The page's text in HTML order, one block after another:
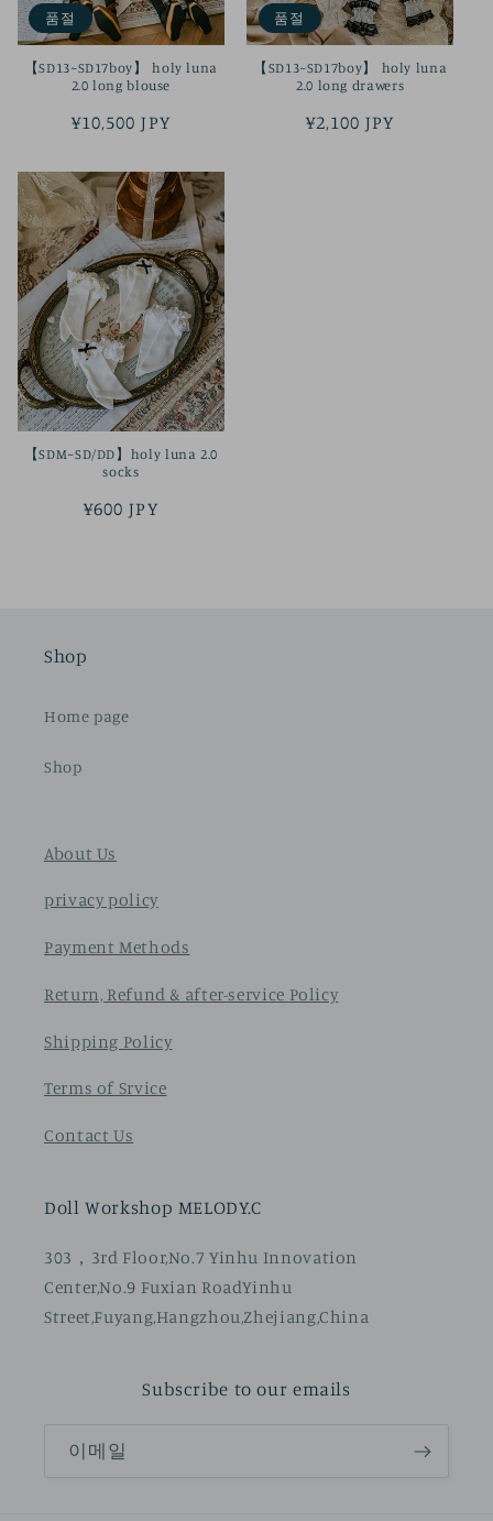
품절
【SD13~SD17boy】 holy luna
2.0 long blouse
정
¥10,500 JPY
품절
【SD13~SD17boy】 holy luna
2.0 long drawers
정
¥2,100 JPY
【SDM~SD/DD】holy luna 2.0
socks
정
¥600 JPY
Shop
Home page
Shop
About Us
privacy policy
Payment Methods
Return, Refund & after-service Policy
Shipping Policy
Terms of Srvice
Contact Us
Doll Workshop MELODY.C
303，3rd Floor,No.7 Yinhu Innovation
Center,No.9 Fuxian RoadYinhu
Street,Fuyang,Hangzhou,Zhejiang,China
Subscribe to our emails
이메일